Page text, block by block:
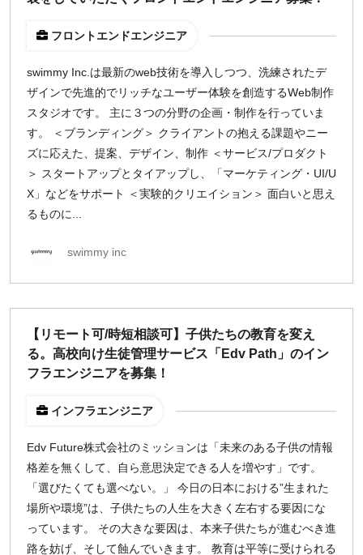
フロントエンドエンジニア
swimmy Inc.は最新のweb技術を導入しつつ、洗練されたデ
ザインで先進的でリッチなユーザー体験を創造するWeb制作
スタジオです。 主に３つの分野の企画・制作を行っていま
す。 ＜ブランディング＞ クライアントの抱える課題やニー
ズに応えた、提案、デザイン、制作 ＜サービス/プロダクト
＞ スタートアップとタイアップし、「マーケティング・UI/U
X」などをサポート ＜実験的クリエイション＞ 面白いと思え
るものに...
swimmy inc
【リモート可/時短相談可】子供たちの教育を変え
る。高校向け生徒管理サービス「Edv Path」のイン
フラエンジニアを募集！
インフラエンジニア
Edv Future株式会社のミッションは「未来のある子供の情報
格差を無くして、自ら意思決定できる人を増やす」です。
「選びたくても選べない。」 今日の日本における”生まれた
場所や環境”は、子供たちの人生を大きく左右する要因にな
っています。 その大きな要因は、本来子供たちが進むべき進
路を妨げ、そして蝕んでいきます。 教育は平等に受けられる